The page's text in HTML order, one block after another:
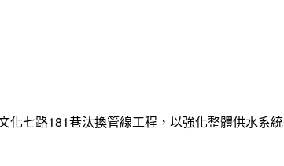
七路181巷汰換管線工程，以強化整體供水系